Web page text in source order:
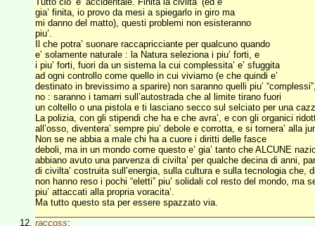
gia’ finita, io provo da mesi a spiegarlo in giro ma
mi danno del matto), questi problemi non esisteranno
piu’.
Il che potra’ suonare raccapricciante per qualcuno quando
e’ solamente naturale : la Natura seleziona i piu’ forti, e
i piu’ forti, fuori da un sistema la cui complessita’ e’ sfuggita
ad ogni controllo come quello in cui viviamo (e che quindi e’
destinato in brevissimo a sparire) non saranno quelli piu’
no : saranno i tamarri sull’autostrada che al limite tirano fuori
un coltello o una pistola e ti lasciano secco sul selciato per una
La polizia, con gli stipendi che ha e che avra’, e con gli organici
all’osso, diventera’ sempre piu’ debole e corrotta, e si tornera’ alla
Non se ne abbia a male chi ha a cuore i diritti delle fasce
deboli, ma in un mondo come questo e’ gia’ tanto che ALCUNE
abbiano avuto una parvenza di civilta’ per qualche decina di anni,
di civilta’ costruita sull’energia, sulla cultura e sulla tecnologia che,
non hanno reso i pochi “eletti” piu’ solidali col resto del mondo, ma
piu’ attaccati alla propria voracita’.
Ma tutto questo sta per essere spazzato via.
raccoss: